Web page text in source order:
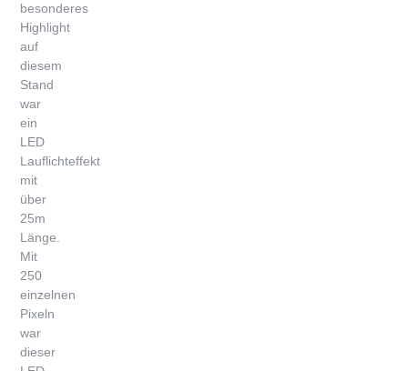
besonderes
Highlight
auf
diesem
Stand
war
ein
LED
Lauflichteffekt
mit
über
25m
Länge.
Mit
250
einzelnen
Pixeln
war
dieser